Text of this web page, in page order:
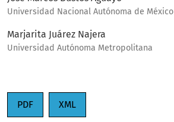
Universidad Nacional Autónoma de México
Marjarita Juárez Najera
Universidad Autónoma Metropolitana
PDF XML